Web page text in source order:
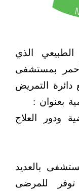
الطبيعي الذي
بمستشفى
دائرة التمريض
بعنوان :
ودور العلاج
بالعديد
للمرضى